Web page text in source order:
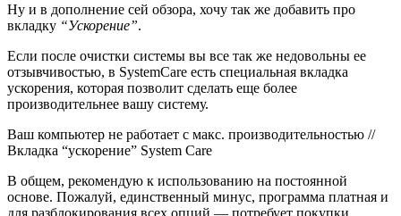
Ну и в дополнение сей обзора, хочу так же добавить про
вкладку “Ускорение”.
Если после очистки системы вы все так же недовольны ее
отзывчивостью, в SystemCare есть специальная вкладка
ускорения, которая позволит сделать еще более
производительнее вашу систему.
Ваш компьютер не работает с макс. производительностью //
Вкладка “ускорение” System Care
В общем, рекомендую к использованию на постоянной
основе. Пожалуй, единственный минус, программа платная и
для разблокирования всех опций — потребует покупки